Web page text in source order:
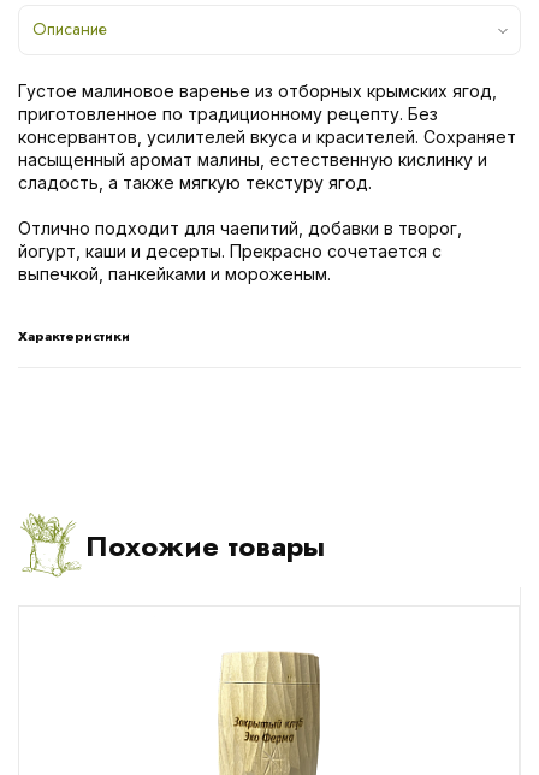
Описание
Густое малиновое варенье из отборных крымских ягод,
приготовленное по традиционному рецепту. Без
консервантов, усилителей вкуса и красителей. Сохраняет
насыщенный аромат малины, естественную кислинку и
сладость, а также мягкую текстуру ягод.
Отлично подходит для чаепитий, добавки в творог,
йогурт, каши и десерты. Прекрасно сочетается с
выпечкой, панкейками и мороженым.
Характеристики
Похожие товары